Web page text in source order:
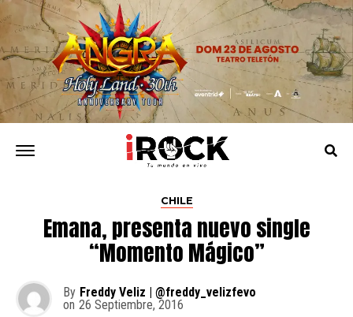
CHILE
Emana, presenta nuevo single
“Momento Mágico”
By Freddy Veliz | @freddy_velizfevo
on 26 Septiembre, 2016